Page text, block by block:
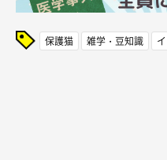
保護猫 雑学・豆知識